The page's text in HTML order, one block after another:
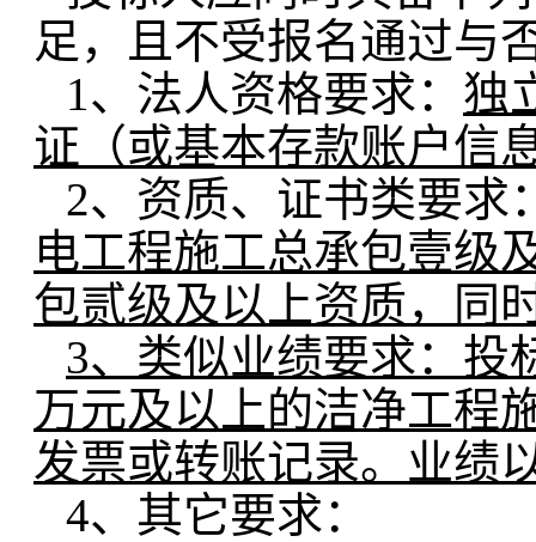
足，且不受报名通过与
1、法人资格要求： 独
证（或基本存款账户信
2、资质、证书类要求
电工程施工总承包壹级
包贰级及以上资质，同
3、类似业绩要求：投
万元及以上的洁净工程
发票或转账记录。业绩
4、其它要求：